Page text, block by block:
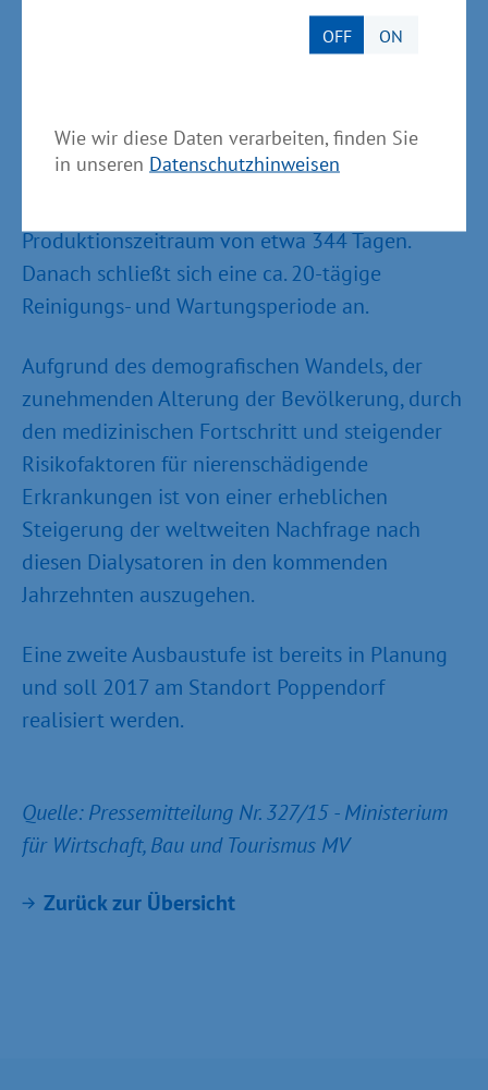
OFF ON
Wie wir diese Daten verarbeiten, finden Sie
in unseren Datenschutzhinweisen
des Unternehmens sind Dr. Torsten Klein und
herzustellenden Produktes erfordern eine
konstante kontinuierliche Produktion im 24-
Produktionszeitraum von etwa 344 Tagen.
Danach schließt sich eine ca. 20-tägige
Reinigungs- und Wartungsperiode an.
Aufgrund des demografischen Wandels, der
zunehmenden Alterung der Bevölkerung, durch
den medizinischen Fortschritt und steigender
Risikofaktoren für nierenschädigende
Erkrankungen ist von einer erheblichen
Steigerung der weltweiten Nachfrage nach
diesen Dialysatoren in den kommenden
Jahrzehnten auszugehen.
Eine zweite Ausbaustufe ist bereits in Planung
und soll 2017 am Standort Poppendorf
realisiert werden.
Quelle: Pressemitteilung Nr. 327/15 - Ministerium
für Wirtschaft, Bau und Tourismus MV
Zurück zur Übersicht